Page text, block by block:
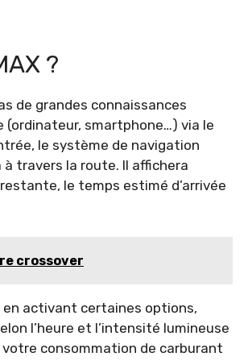
?
de grandes connaissances
(ordinateur, smartphone…) via le
le système de navigation
travers la route. Il affichera
le temps estimé d’arrivée
crossover
en activant certaines options,
l’heure et l’intensité lumineuse
consommation de carburant